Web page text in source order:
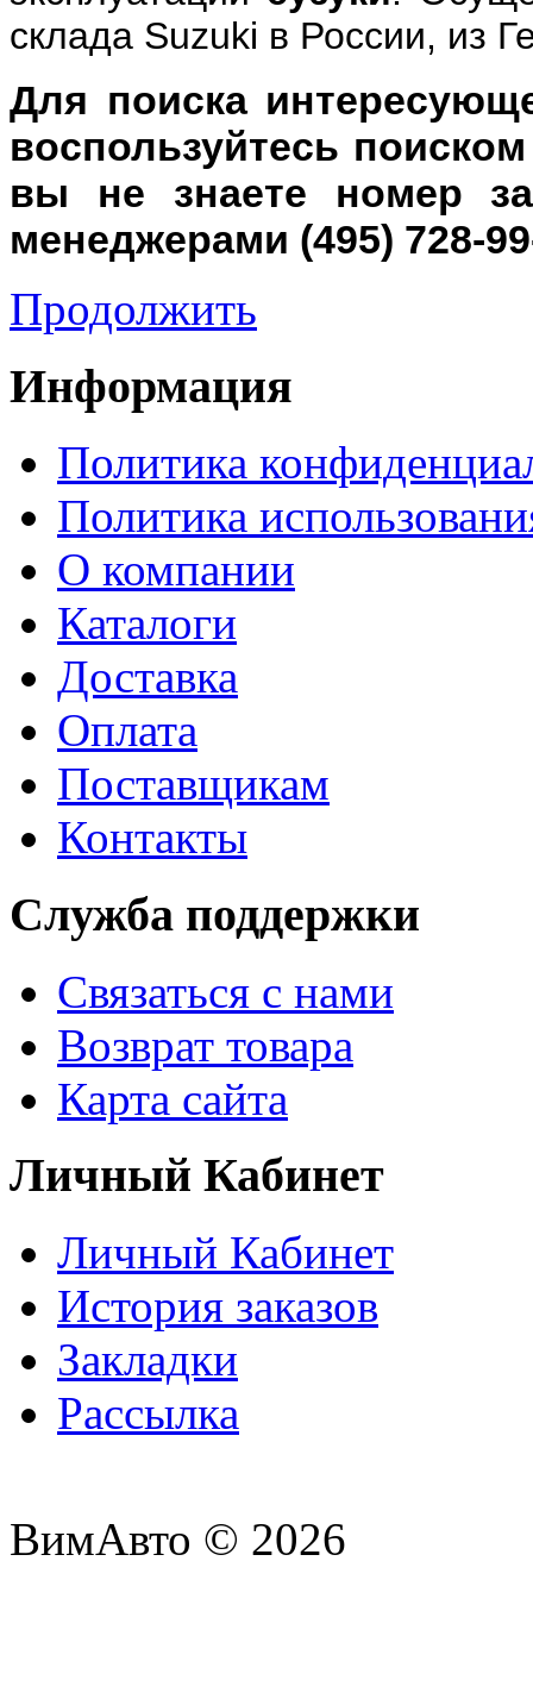
склада Suzuki в России, из
Для поиска
воспользуйтесь
вы не знаете номер
менеджерами (495) 728-
Продолжить
Информация
Политика
Политика
О компании
Каталоги
Доставка
Оплата
Поставщикам
Контакты
Служба поддержки
Связаться с нами
Возврат товара
Карта сайта
Личный Кабинет
Личный Кабинет
История заказов
Закладки
Рассылка
ВимАвто © 2026